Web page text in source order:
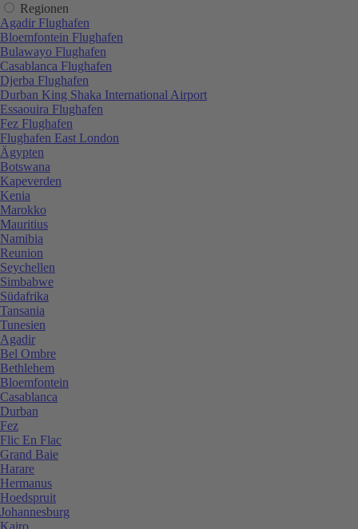
Regionen
Agadir Flughafen
Bloemfontein Flughafen
Bulawayo Flughafen
Casablanca Flughafen
Djerba Flughafen
Durban King Shaka International Airport
Essaouira Flughafen
Fez Flughafen
Flughafen East London
Ägypten
Botswana
Kapeverden
Kenia
Marokko
Mauritius
Namibia
Reunion
Seychellen
Simbabwe
Südafrika
Tansania
Tunesien
Agadir
Bel Ombre
Bethlehem
Bloemfontein
Casablanca
Durban
Fez
Flic En Flac
Grand Baie
Harare
Hermanus
Hoedspruit
Johannesburg
Kairo